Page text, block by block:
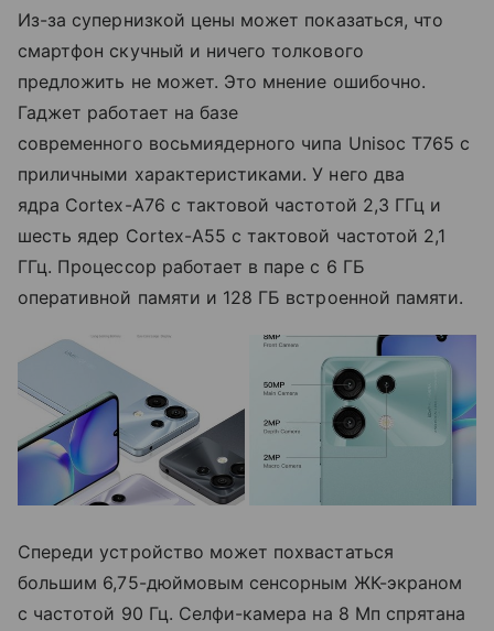
Из-за супернизкой цены может показаться, что
смартфон скучный и ничего толкового
предложить не может. Это мнение ошибочно.
Гаджет работает на базе
современного восьмиядерного чипа Unisoc T765 с
приличными характеристиками. У него два
ядра Cortex-A76 с тактовой частотой 2,3 ГГц и
шесть ядер Cortex-A55 с тактовой частотой 2,1
ГГц. Процессор работает в паре с 6 ГБ
оперативной памяти и 128 ГБ встроенной памяти.
Спереди устройство может похвастаться
большим 6,75-дюймовым сенсорным ЖК-экраном
с частотой 90 Гц. Селфи-камера на 8 Мп спрятана